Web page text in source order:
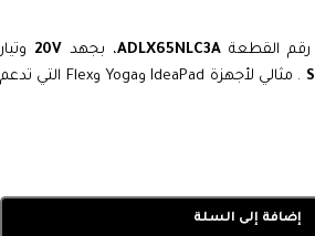
القطعة ADLX65NLC3A، بجهد 20V وتيار
. مثالي لأجهزة IdeaPad وYoga وFlex التي تدعم
إضافة إلى السلة